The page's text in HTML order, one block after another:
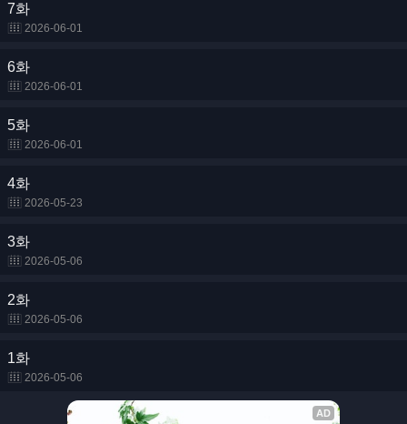
7화
2026-06-01
6화
2026-06-01
5화
2026-06-01
4화
2026-05-23
3화
2026-05-06
2화
2026-05-06
1화
2026-05-06